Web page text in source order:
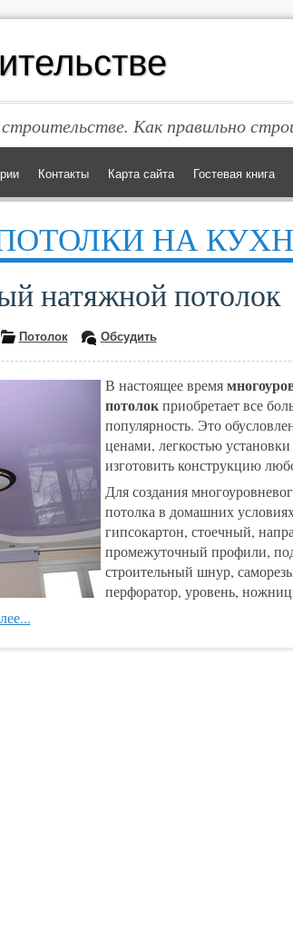
Как правильно
Контакты Карта сайта Гостевая книга
НА
натяжной потолок
Потолок Обсудить
В настоящее время
потолокприобретает все
популярность. Это
ценами, легкостью
изготовить конструкцию
Для создания
потолка в домашних
гипсокартон, стоечный,
промежуточный профили,
строительный шнур,
перфоратор, уровень,